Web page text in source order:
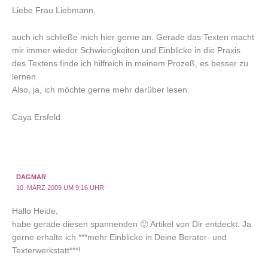
Liebe Frau Liebmann,
auch ich schließe mich hier gerne an. Gerade das Texten macht
mir immer wieder Schwierigkeiten und Einblicke in die Praxis
des Textens finde ich hilfreich in meinem Prozeß, es besser zu
lernen.
Also, ja, ich möchte gerne mehr darüber lesen.
Caya Ersfeld
DAGMAR
10. MÄRZ 2009 UM 9:16 UHR
Hallo Heide,
habe gerade diesen spannenden 🙂 Artikel von Dir entdeckt. Ja
gerne erhalte ich ***mehr Einblicke in Deine Berater- und
Texterwerkstatt***!